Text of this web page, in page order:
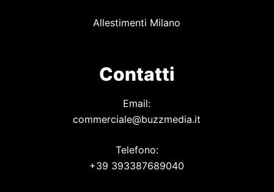
Allestimenti Milano
Contatti
Email:
commerciale@buzzmedia.it
Telefono:
+39 393387689040